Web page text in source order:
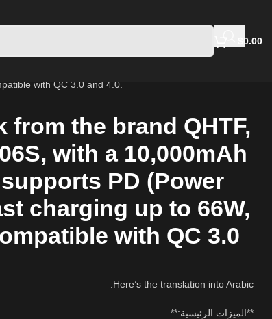
0.00
with QC 3.0 and 4.0.
from the brand QHTF,
with a 10,000mAh
PD (Power
charging up to 66W,
with QC 3.0
Here’s the translation into Arabic:
**الميزات الرئيسية:**